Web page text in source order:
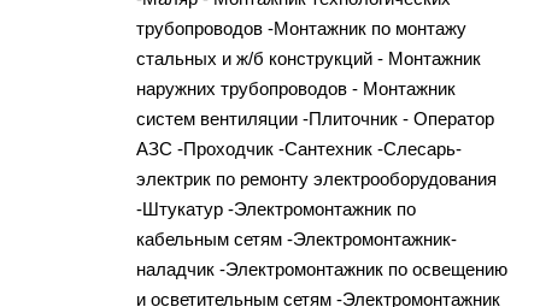
трубопроводов -Монтажник по монтажу
стальных и ж/б конструкций - Монтажник
наружних трубопроводов - Монтажник
систем вентиляции -Плиточник - Оператор
АЗС -Проходчик -Сантехник -Слесарь-
электрик по ремонту электрооборудования
-Штукатур -Электромонтажник по
кабельным сетям -Электромонтажник-
наладчик -Электромонтажник по освещению
и осветительным сетям -Электромонтажник